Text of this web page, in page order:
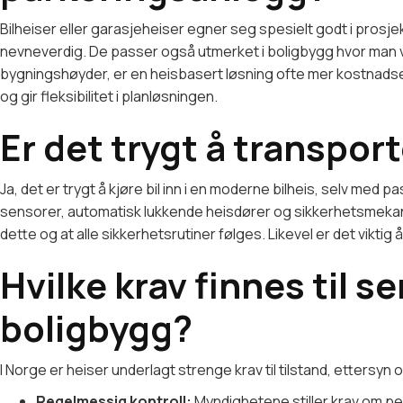
Bilheiser eller garasjeheiser egner seg spesielt godt i
nevneverdig. De passer også utmerket i boligbygg hvor
bygningshøyder, er en heisbasert løsning ofte mer
og gir fleksibilitet i planløsningen.
Er det trygt å
Ja, det er trygt å kjøre bil inn i en moderne bilheis, selv med
sensorer, automatisk lukkende heisdører og
dette og at alle sikkerhetsrutiner følges. Likevel er det
Hvilke krav finnes til
boligbygg?
I Norge er heiser underlagt strenge krav til tilstand,